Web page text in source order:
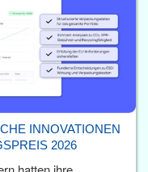
INNOVATIONEN
2026